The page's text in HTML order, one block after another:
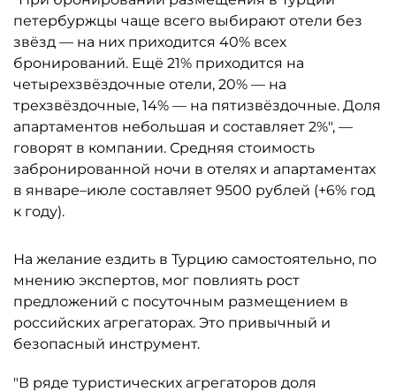
петербуржцы чаще всего выбирают отели без
звёзд — на них приходится 40% всех
бронирований. Ещё 21% приходится на
четырехзвёздочные отели, 20% — на
трехзвёздочные, 14% — на пятизвёздочные. Доля
апартаментов небольшая и составляет 2%", —
говорят в компании. Средняя стоимость
забронированной ночи в отелях и апартаментах
в январе–июле составляет 9500 рублей (+6% год
к году).
На желание ездить в Турцию самостоятельно, по
мнению экспертов, мог повлиять рост
предложений с посуточным размещением в
российских агрегаторах. Это привычный и
безопасный инструмент.
"В ряде туристических агрегаторов доля